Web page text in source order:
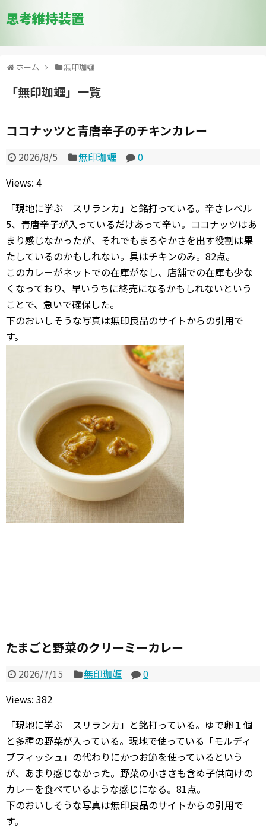
思考維持装置
ホーム 無印珈竰
「無印珈竰」 一覧
ココナッツと青唐辛子のチキンカレー
2026/8/5 無印珈竰
0
Views: 4
「現地に学ぶ スリランカ」と銘打っている。辛さレベル
5、青唐辛子が入っているだけあって辛い。ココナッツはあ
まり感じなかったが、それでもまろやかさを出す役割は果
たしているのかもしれない。具はチキンのみ。82点。
このカレーがネットでの在庫がなし、店舗での在庫も少な
くなっており、早いうちに終売になるかもしれないという
ことで、急いで確保した。
下のおいしそうな写真は無印良品のサイトからの引用で
す。
たまごと野菜のクリーミーカレー
2026/7/15 無印珈竰
0
Views: 382
「現地に学ぶ スリランカ」と銘打っている。ゆで卵１個
と多種の野菜が入っている。現地で使っている「モルディ
ブフィッシュ」の代わりにかつお節を使っているという
が、あまり感じなかった。野菜の小ささも含め子供向けの
カレーを食べているような感じになる。81点。
下のおいしそうな写真は無印良品のサイトからの引用で
す。